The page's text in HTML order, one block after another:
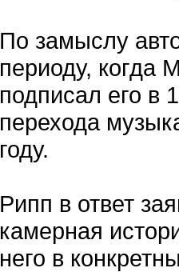
По замыслу
периоду, когда
подписал его в
перехода
году.
Рипп в ответ
камерная
него в